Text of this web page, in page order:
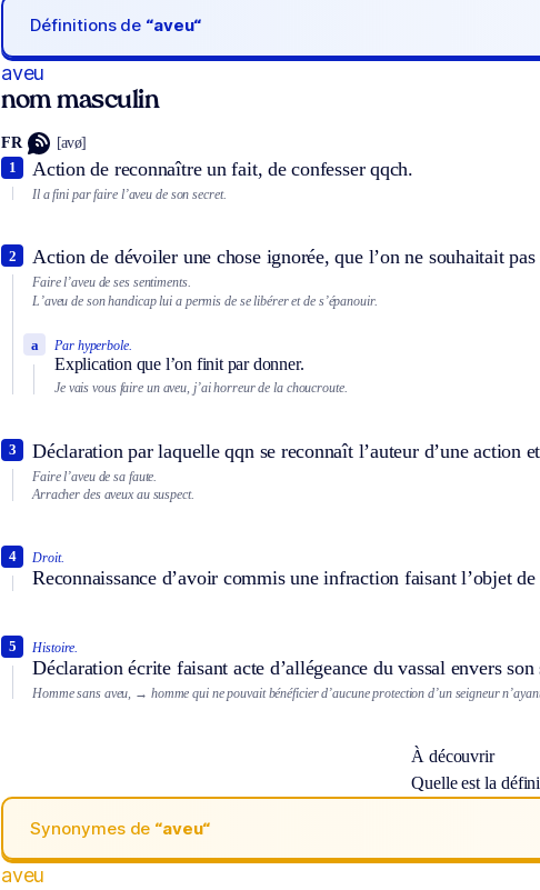
Définitions de “aveu“
aveu
nom masculin
FR [avø]
Action de reconnaître un fait, de confesser qqch.
1
Il a fini par faire l’aveu de son secret.
Action de dévoiler une chose ignorée, que l’on ne souhaitait
2
Faire l’aveu de ses sentiments.
L’aveu de son handicap lui a permis de se libérer et de s’épanouir.
Par hyperbole.
Explication que l’on finit par donner.
a
Je vais vous faire un aveu, j’ai horreur de la choucroute.
Déclaration par laquelle qqn se reconnaît l’auteur d’une action
3
Faire l’aveu de sa faute.
Arracher des aveux au suspect.
Droit.
Reconnaissance d’avoir commis une infraction faisant l’objet de
4
Histoire.
Déclaration écrite faisant acte d’allégeance du vassal envers
5
Homme sans aveu, → homme qui ne pouvait bénéficier d’aucune protection d’un seigneur
À découvrir
Quelle est la
Synonymes de “aveu“
aveu